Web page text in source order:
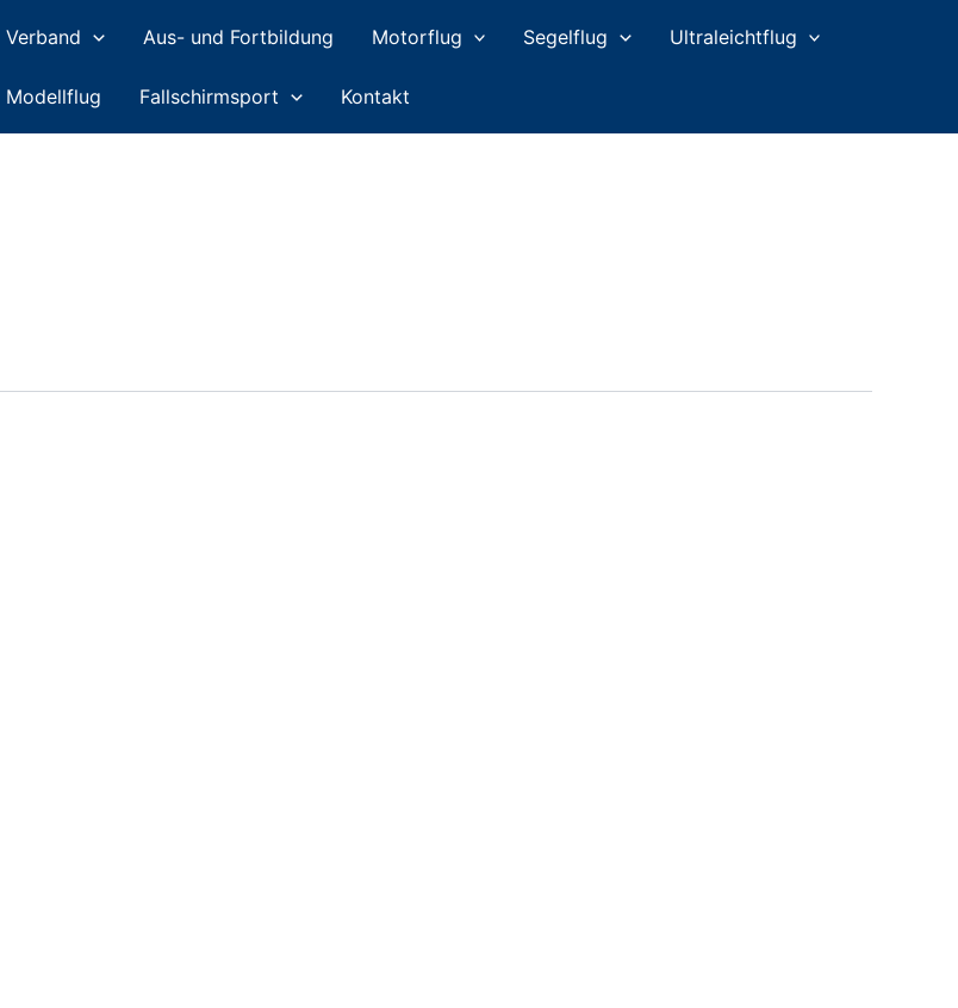
Verband Aus- und Fortbildung Motorflug Segelflug Ultraleichtflug
Modellflug Fallschirmsport Kontakt